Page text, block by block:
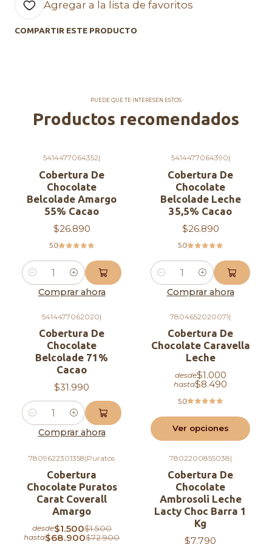
con notas lácteas y vainilla natural lo convierte en
una opción ideal para preparaciones premium.
30% cacao para sabor auténtico y equilibrado.
Excelente fluidez para moldeo y baños.
Programa sostenible Cacao-Trace.
📦 Formatos disponibles
Bolsa 1 Kg:ideal para producción pequeña y
mediana.
Bolsa 5 Kg:perfecta para chocolatería
Caja 8 Kg (1x8 Kg):
formato industrial en
bolsa de 8 kg.
fraccionado para producción continua.
🎯 Aplicaciones
recomendadas
Moldeo de figuras y tabletas.
Trufas y bombonería fina.
Ganache y rellenos premium.
Bañados y decoraciones.
🧁 Ingredientes
Azúcar, manteca de cacao, leche entera en polvo,
emulsionante (lecitina de soya) y aromatizante
natural a vainilla.
Agregar a la lista de favoritos
COMPARTIR ESTE PRODUCTO
PUEDE QUE TE INTERESEN ESTOS
Productos recomendados
5414477064352|
Cobertura De
Chocolate
Belcolade Amargo
55% Cacao
$26.890
5.0
Cantidad
Comprar ahora
5414477064390|
Cobertura De
Chocolate
Belcolade Leche
35,5% Cacao
$26.890
5.0
Cantidad
Comprar ahora
5414477062020|
Cobertura De
Chocolate
Belcolade 71%
Cacao
$31.990
Cantidad
Comprar ahora
7804652020071|
Cobertura De
Chocolate Caravella
Leche
desde$1.000
hasta$8.490
5.0
Ver opciones
-5%OFF
7809622301358|Puratos
Cobertura
Chocolate Puratos
Carat Coverall
Amargo
desde$1.500$1.500
hasta$68.900$72.900
7802200855038|
Cobertura De
Chocolate
Ambrosoli Leche
Lacty Choc Barra 1
Kg
$7.790